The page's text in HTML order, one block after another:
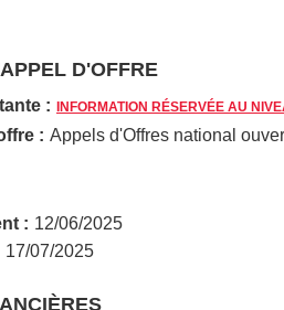
D'OFFRE
: INFORMATION RÉSERVÉE AU
: Appels d'Offres national
: 12/06/2025
17/07/2025